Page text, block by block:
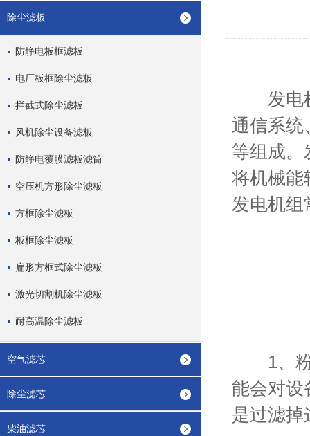
除尘滤板
防静电板框滤板
电厂板框除尘滤板
拦截式除尘滤板
风机除尘设备滤板
防静电覆膜滤板滤筒
空压机方形除尘滤板
方框除尘滤板
板框除尘滤板
扁形方框式除尘滤板
激光切割机除尘滤板
耐高温除尘滤板
空气滤芯
除尘滤芯
柴油滤芯
发电机
通信系统
等组成。
将机械能
发电机组
1、粉
能会对设
是过滤掉